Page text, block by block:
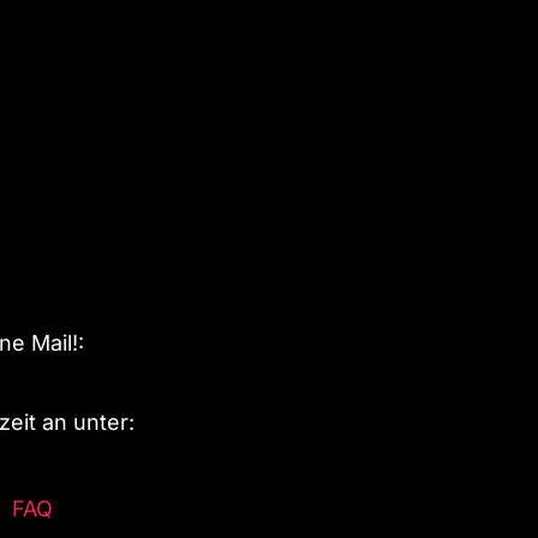
Mail!:
an unter:
FAQ